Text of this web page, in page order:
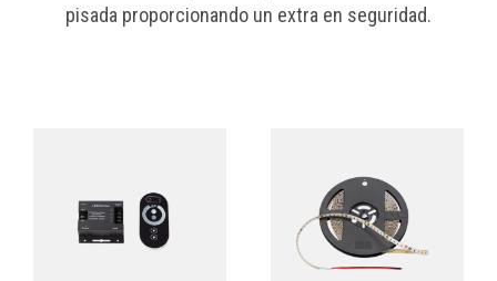
pisada proporcionando un extra en seguridad.